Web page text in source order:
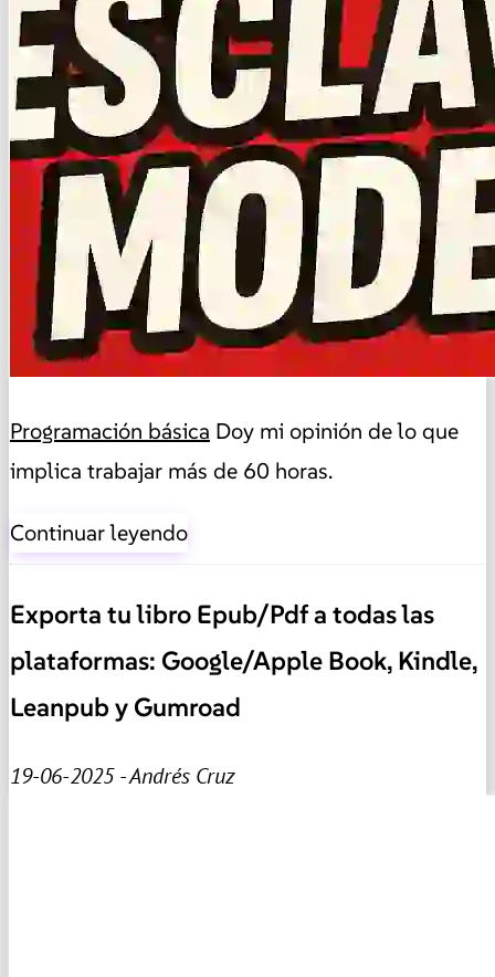
Programación básica Doy mi opinión de lo que
implica trabajar más de 60 horas.
Continuar leyendo
Exporta tu libro Epub/Pdf a todas las
plataformas: Google/Apple Book, Kindle,
Leanpub y Gumroad
19-06-2025 - Andrés Cruz